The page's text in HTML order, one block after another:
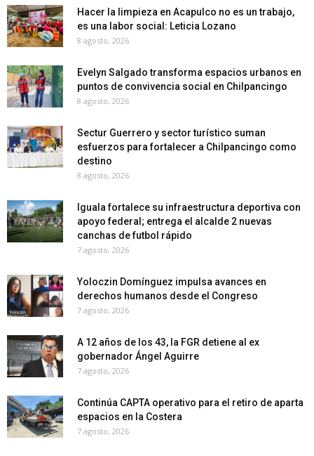
Hacer la limpieza en Acapulco no es un trabajo,
es una labor social: Leticia Lozano
8 agosto, 2026
Evelyn Salgado transforma espacios urbanos en
puntos de convivencia social en Chilpancingo
8 agosto, 2026
Sectur Guerrero y sector turístico suman
esfuerzos para fortalecer a Chilpancingo como
destino
8 agosto, 2026
Iguala fortalece su infraestructura deportiva con
apoyo federal; entrega el alcalde 2 nuevas
canchas de futbol rápido
7 agosto, 2026
Yoloczin Domínguez impulsa avances en
derechos humanos desde el Congreso
7 agosto, 2026
A 12 años de los 43, la FGR detiene al ex
gobernador Ángel Aguirre
7 agosto, 2026
Continúa CAPTA operativo para el retiro de aparta
espacios en la Costera
7 agosto, 2026